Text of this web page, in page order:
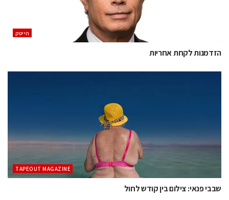
הייטק
הזדמנות לקחת אחריות
TAPEOUT MAGAZINE
שבבי פנאי: צילום בין קודש לחול